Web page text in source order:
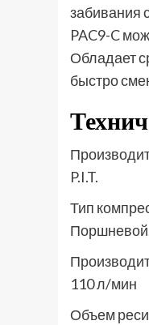
забивания
PAC9-C
Обладает
быстро
P.I.T.
Тип
110 л/мин
Объем